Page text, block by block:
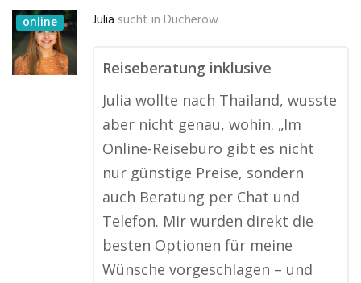
online Julia sucht in Ducherow
Reiseberatung inklusive
Julia wollte nach Thailand, wusste
aber nicht genau, wohin. „Im
Online-Reisebüro gibt es nicht
nur günstige Preise, sondern
auch Beratung per Chat und
Telefon. Mir wurden direkt die
besten Optionen für meine
Wünsche vorgeschlagen – und